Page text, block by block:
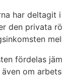
har deltagit
den privata
fördelas
om